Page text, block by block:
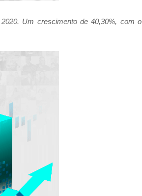
Um crescimento de 40,30%, com o